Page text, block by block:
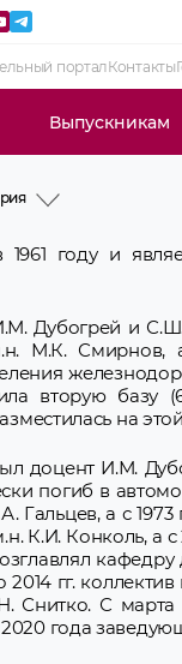
порталКонтакты
Выпускникам
образование
работа
работа
сна
и
году и
Дубогрей и
М.К. Смирнов,
вторую базу
на
И.М.
погиб в
а с
К.И. Конколь, а с
гг.
Снитко. С
года